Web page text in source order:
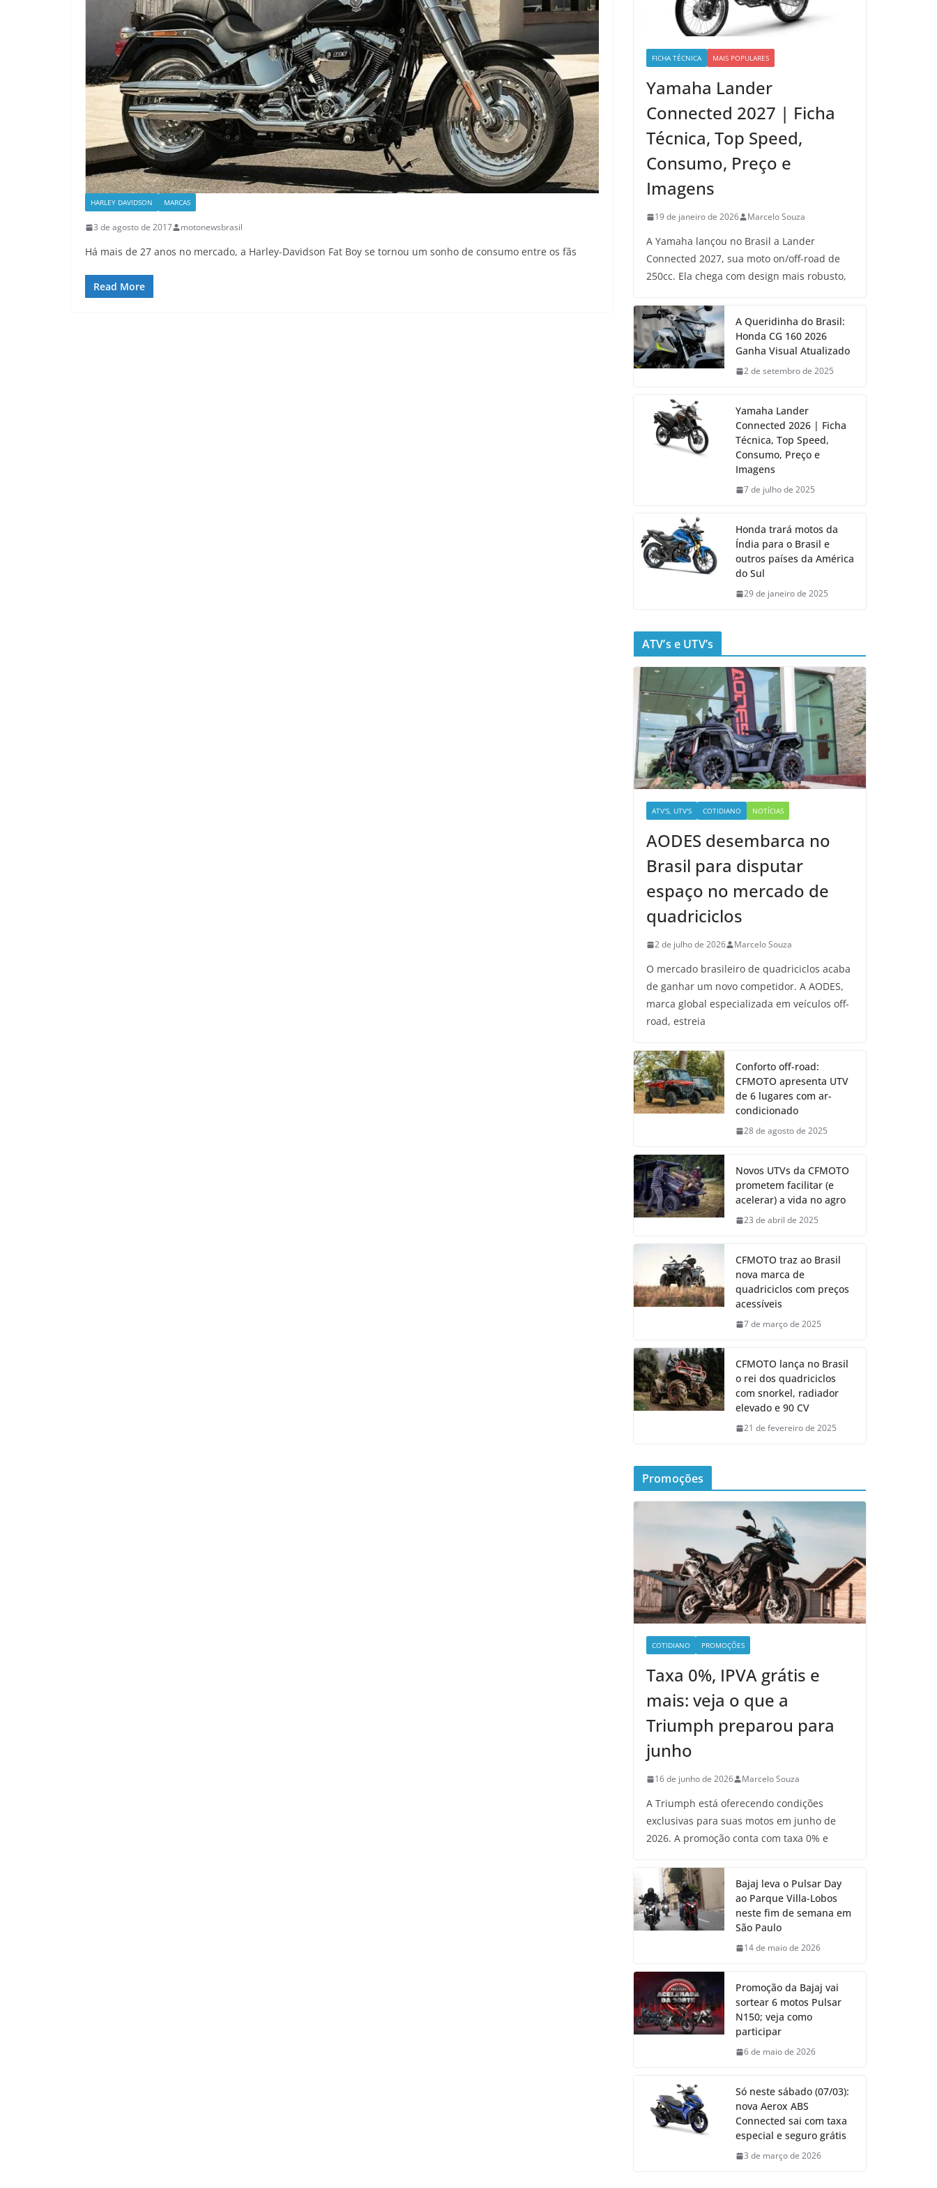
HARLEY DAVIDSON MARCAS
3 de agosto de 2017 motonewsbrasil
Há mais de 27 anos no mercado, a Harley-Davidson Fat Boy se tornou um sonho de consumo entre os fãs
Read More
FICHA TÉCNICA MAIS POPULARES
Yamaha Lander
Connected 2027 | Ficha
Técnica, Top Speed,
Consumo, Preço e
Imagens
19 de janeiro de 2026 Marcelo Souza
A Yamaha lançou no Brasil a Lander
Connected 2027, sua moto on/off-road de
250cc. Ela chega com design mais robusto,
A Queridinha do Brasil:
Honda CG 160 2026
Ganha Visual Atualizado
2 de setembro de 2025
Yamaha Lander
Connected 2026 | Ficha
Técnica, Top Speed,
Consumo, Preço e
Imagens
7 de julho de 2025
Honda trará motos da
Índia para o Brasil e
outros países da América
do Sul
29 de janeiro de 2025
ATV’s e UTV’s
ATV'S, UTV'S COTIDIANO NOTÍCIAS
AODES desembarca no
Brasil para disputar
espaço no mercado de
quadriciclos
2 de julho de 2026 Marcelo Souza
O mercado brasileiro de quadriciclos acaba
de ganhar um novo competidor. A AODES,
marca global especializada em veículos off-
road, estreia
Conforto off-road:
CFMOTO apresenta UTV
de 6 lugares com ar-
condicionado
28 de agosto de 2025
Novos UTVs da CFMOTO
prometem facilitar (e
acelerar) a vida no agro
23 de abril de 2025
CFMOTO traz ao Brasil
nova marca de
quadriciclos com preços
acessíveis
7 de março de 2025
CFMOTO lança no Brasil
o rei dos quadriciclos
com snorkel, radiador
elevado e 90 CV
21 de fevereiro de 2025
Promoções
COTIDIANO PROMOÇÕES
Taxa 0%, IPVA grátis e
mais: veja o que a
Triumph preparou para
junho
16 de junho de 2026 Marcelo Souza
A Triumph está oferecendo condições
exclusivas para suas motos em junho de
2026. A promoção conta com taxa 0% e
Bajaj leva o Pulsar Day
ao Parque Villa-Lobos
neste fim de semana em
São Paulo
14 de maio de 2026
Promoção da Bajaj vai
sortear 6 motos Pulsar
N150; veja como
participar
6 de maio de 2026
Só neste sábado (07/03):
nova Aerox ABS
Connected sai com taxa
especial e seguro grátis
3 de março de 2026